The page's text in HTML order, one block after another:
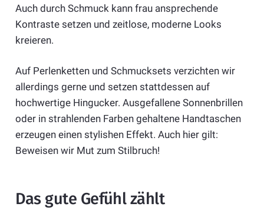
Auch durch Schmuck kann frau ansprechende
Kontraste setzen und zeitlose, moderne Looks
kreieren.
Auf Perlenketten und Schmucksets verzichten wir
allerdings gerne und setzen stattdessen auf
hochwertige Hingucker. Ausgefallene Sonnenbrillen
oder in strahlenden Farben gehaltene Handtaschen
erzeugen einen stylishen Effekt. Auch hier gilt:
Beweisen wir Mut zum Stilbruch!
Das gute Gefühl zählt